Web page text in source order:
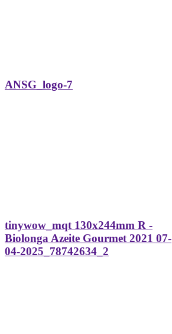
ANSG_logo-7
tinywow_mqt 130x244mm R -
Biolonga Azeite Gourmet 2021 07-
04-2025_78742634_2